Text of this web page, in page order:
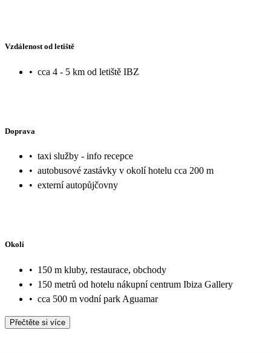
Vzdálenost od letiště
• cca 4 - 5 km od letiště IBZ
Doprava
• taxi služby - info recepce
• autobusové zastávky v okolí hotelu cca 200 m
• externí autopůjčovny
Okolí
• 150 m kluby, restaurace, obchody
• 150 metrů od hotelu nákupní centrum Ibiza Gallery
• cca 500 m vodní park Aguamar
Přečtěte si více